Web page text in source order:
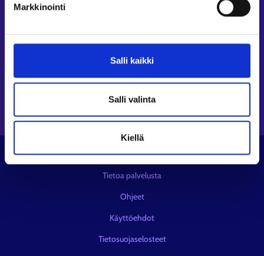
Markkinointi
Salli kaikki
Salli valinta
Kiellä
Seuraa meitä
LinkedIn⁠
Youtube⁠
© KEHA-keskus
Tietoa palvelusta
Ohjeet
Käyttöehdot
Tietosuojaselosteet